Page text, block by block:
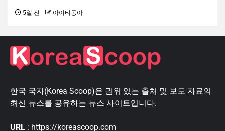
5일 전 아이티동아
한국 국자(Korea Scoop)은 권위 있는 출처 및 보도 자료의
최신 뉴스를 공유하는 뉴스 사이트입니다.
URL : https://koreascoop.com